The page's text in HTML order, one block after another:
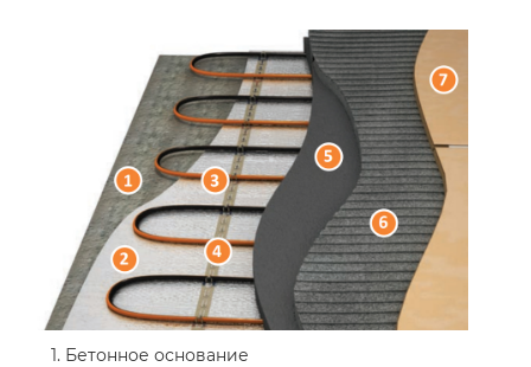
Бетонное основание